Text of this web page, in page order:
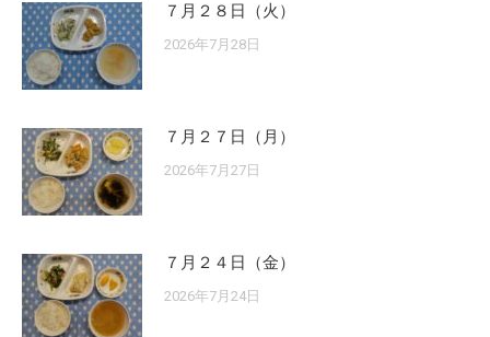
７月２８日（火）
2026年7月28日
７月２７日（月）
2026年7月27日
７月２４日（金）
2026年7月24日